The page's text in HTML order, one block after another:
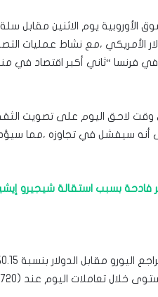
الأوروبية يوم الاثنين
الأمريكي ،مع نشاط عمليات
“ثاني أكبر اقتصاد في
لاحق اليوم على تصويت الثقة
أنه سيفشل في تجاوزه ،مما
فادحة بسبب استقالة شيجيرو